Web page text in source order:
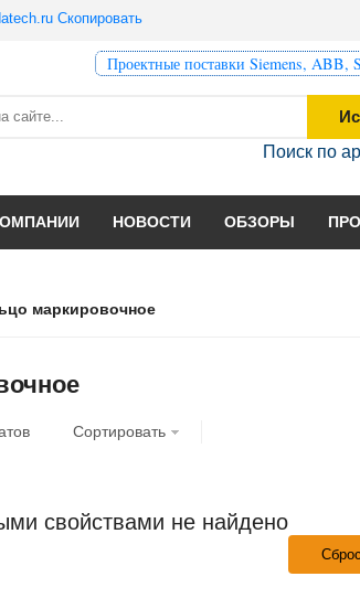
Скопировать
Проектные поставки Siemens, ABB,
Поиск по
НОВОСТИ ОБЗОРЫ
маркировочное
Сортировать
свойствами не найдено